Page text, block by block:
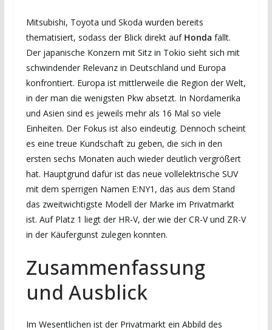
Mitsubishi, Toyota und Skoda wurden bereits
thematisiert, sodass der Blick direkt auf Honda fällt.
Der japanische Konzern mit Sitz in Tokio sieht sich mit
schwindender Relevanz in Deutschland und Europa
konfrontiert. Europa ist mittlerweile die Region der Welt,
in der man die wenigsten Pkw absetzt. In Nordamerika
und Asien sind es jeweils mehr als 16 Mal so viele
Einheiten. Der Fokus ist also eindeutig. Dennoch scheint
es eine treue Kundschaft zu geben, die sich in den
ersten sechs Monaten auch wieder deutlich vergrößert
hat. Hauptgrund dafür ist das neue vollelektrische SUV
mit dem sperrigen Namen E:NY1, das aus dem Stand
das zweitwichtigste Modell der Marke im Privatmarkt
ist. Auf Platz 1 liegt der HR-V, der wie der CR-V und ZR-V
in der Käufergunst zulegen konnten.
Zusammenfassung
und Ausblick
Im Wesentlichen ist der Privatmarkt ein Abbild des